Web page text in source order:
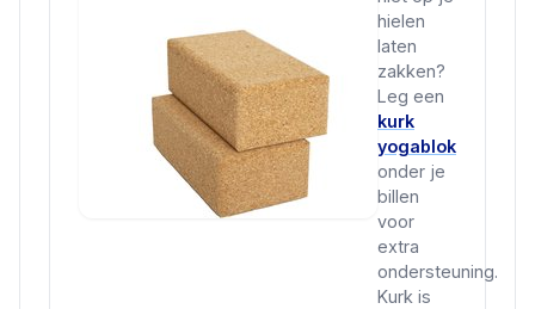
hielen
laten
zakken?
Leg een
kurk
yogablok
onder je
billen
voor
extra
ondersteuning.
Kurk is